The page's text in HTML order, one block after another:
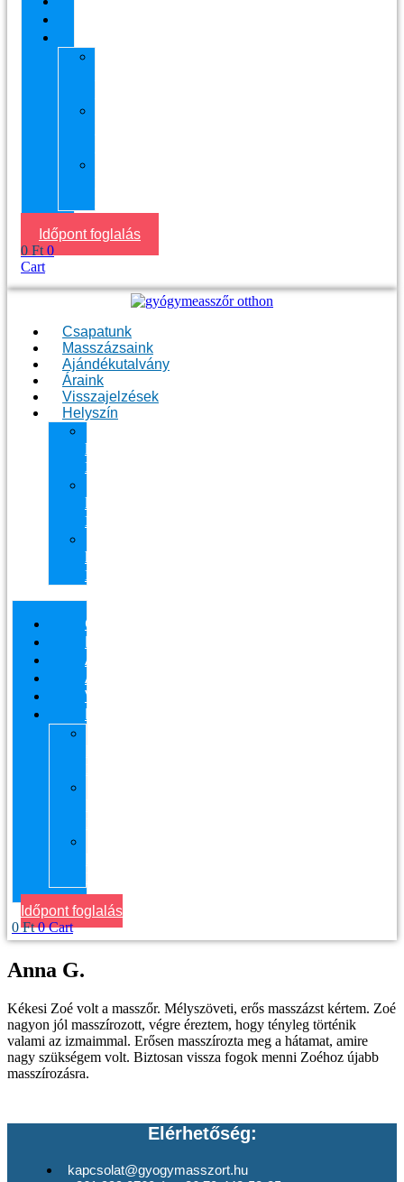
Időpont foglalás
0 Ft 0
Cart
Csapatunk
Masszázsaink
Ajándékutalvány
Áraink
Visszajelzések
Helyszín
kerület
Masszázs
kerület
Masszázs
házhoz
Budapesten
Csapatunk
Masszázsaink
Ajándékutalvány
Áraink
Visszajelzések
Helyszín
Időpont foglalás
0Ft 0 Cart
Anna G.
Kékesi Zoé volt a masszőr. Mélyszöveti, erős masszázst kértem. Zoé
nagyon jól masszírozott, végre éreztem, hogy tényleg történik
valami az izmaimmal. Erősen masszírozta meg a hátamat, amire
nagy szükségem volt. Biztosan vissza fogok menni Zoéhoz újabb
masszírozásra.
Elérhetőség:
kapcsolat@gyogymasszort.hu